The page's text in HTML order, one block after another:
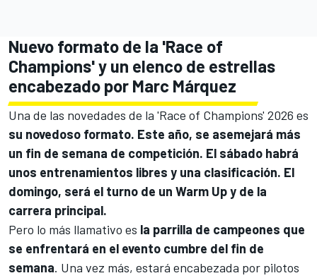
Nuevo formato de la 'Race of
Champions' y un elenco de estrellas
encabezado por Marc Márquez
Una de las novedades de la 'Race of Champions' 2026 es
su novedoso formato. Este año, se asemejará más
un fin de semana de competición. El sábado habrá
unos entrenamientos libres y una clasificación. El
domingo, será el turno de un Warm Up y de la
carrera principal.
Pero lo más llamativo es la parrilla de campeones que
se enfrentará en el evento cumbre del fin de
semana. Una vez más, estará encabezada por pilotos